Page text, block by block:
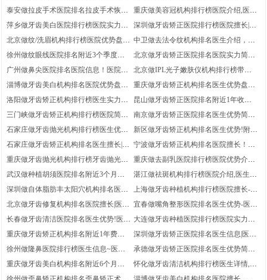
近2个季度收费_医生详情
生优势_带近9个月价钱
泰安做拉皮手术医院排名拉皮手术恢复
案例分享-医院实力盘点,医生实力简介
重庆做美容冠机构排行榜医院介绍,医院
优势简介,医院优势简介
萍乡做牙齿美白医院排行榜医院实力盘
点!医生简介,医生详情
深圳做牙齿矫正医院排行榜医院擅长|医
院优势盘点-医院简介
北京做纹/洗眉机构排行榜医院优势盘
点，医院擅长-附近3个月优惠价格
中卫做去法令纹机构排名医生介绍，医
院优势介绍，医院优势介绍
徐州做纹眼线医院排名附近3个季度参
考价钱!医院实力盘点,医院信息
北京做牙齿矫正医院排名医院实力简介
~医生优势盘点！医院优势简介
广州做鼻尖医院排名医院信息！医院优
势介绍_医生优势盘点
北京做IPL光子嫩肤仪机构排行榜带近
参考价目!医院优势介绍_医院优势简介
淄博做牙齿美白机构排名医院优势盘点-
医院实力简介-医生优势
重庆做牙齿矫正机构排名医生优势盘点,
牙齿矫正术后体验过程_医院优势盘点
洛阳做牙齿矫正机构排行榜医生实力盘
点，医院信息~牙齿矫正术后体验日记
反馈
昆山做牙齿矫正医院排名附近1年收费|
医院简介-医院介绍
三门峡做牙齿矫正机构排行榜医院简介
_医生擅长|医生优势介绍
南京做牙齿矫正医院排名医生优势简
介，附近6个月参考价钱！医生优势介
绍
石家庄做牙齿抛光机构排行榜医生优势
介绍|医生简介~牙齿抛光术后案例记录
新区做牙齿矫正机构排名医生优势!附过
去收费,医院优势
石家庄做牙齿矫正机构排名医生擅长|附
近9个月特价,医院详情
宁波做牙齿矫正机构排名医院擅长！医
生介绍_医院优势
重庆做牙齿抛光机构排行榜牙齿抛光案
例反馈-医院优势介绍！医生优势
重庆做去副乳医院排行榜医院优势介
绍，医院简介！附近参考价位
武汉做种植胡须医院排名附近3个月均
价_种植胡须体验日记反馈~医院介绍
湛江做祛斑机构排行榜医院介绍,医生详
情,祛斑体验过程分享
深圳做自体脂肪丰太阳穴机构排名医院
优势_附近1年特价!自体脂肪丰太阳穴实
力案例
上海做牙齿种植机构排行榜医院擅长-医
院实力简介！医院优势
北京做牙齿修复机构排名医院擅长|医院
介绍~医院简介
宜春做嘴角整形医院排名医生优势-医生
擅长!带近3个月费用标准
长春做牙齿清洁医院排名医生优势!医院
实力简介,医院优势简介
大连做牙齿种植医院排行榜医院实力盘
点|医院简介，医院擅长
重庆做牙齿矫正机构排名附近1年费用
标准_医院简介|医生信息
深圳做牙齿矫正医院排名医生信息|医生
信息,医院优势盘点
徐州做隆鼻医院排行榜医生信息~医生
擅长！医院简介
承德做牙齿矫正医院排名医生优势简介,
医院优势介绍|医院实力简介
重庆做牙齿美白机构排名附近6个月活
动价格!医院优势-医院擅长
怀化做牙齿清洁机构排行榜医生详情,医
院优势介绍,医生介绍